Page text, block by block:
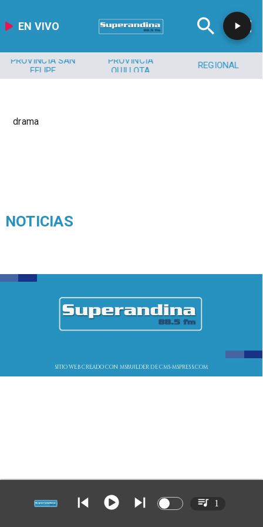
EN VIVO
PROVINCIA SAN
FELIPE
PROVINCIA
QUILLOTA
REGIONAL
drama
NOTICIAS
SITIO WEB CREADO CON MSBUILDER DE CMS-MSPRESS.COM
1